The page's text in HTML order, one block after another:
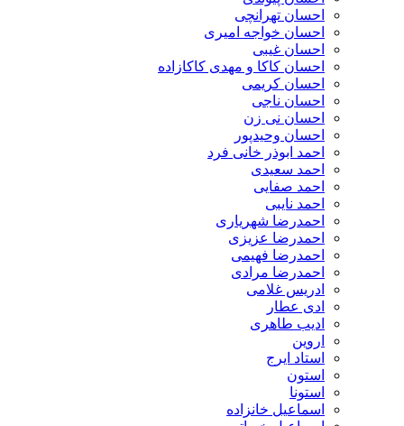
احسان تهرانچی
احسان خواجه امیری
احسان غیبی
احسان کاکا و مهدی کاکازاده
احسان کریمی
احسان ناجی
احسان نی زن
احسان وحیدپور
احمد ابوذر خانی فرد
احمد سعیدی
احمد صفایی
احمد نایبی
احمدرضا شهریاری
احمدرضا عزیزی
احمدرضا فهیمی
احمدرضا مرادی
ادریس غلامی
ادی عطار
ادیب طاهری
اروین
استاد ایرج
استون
استونا
اسماعیل خانزاده